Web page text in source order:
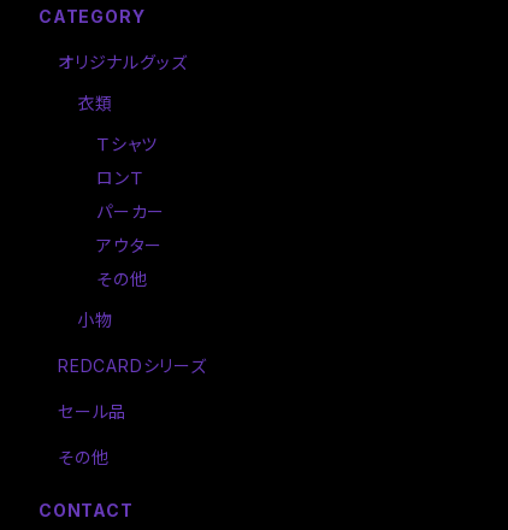
CATEGORY
オリジナルグッズ
衣類
Ｔシャツ
ロンＴ
パーカー
アウター
その他
小物
REDCARDシリーズ
セール品
その他
CONTACT